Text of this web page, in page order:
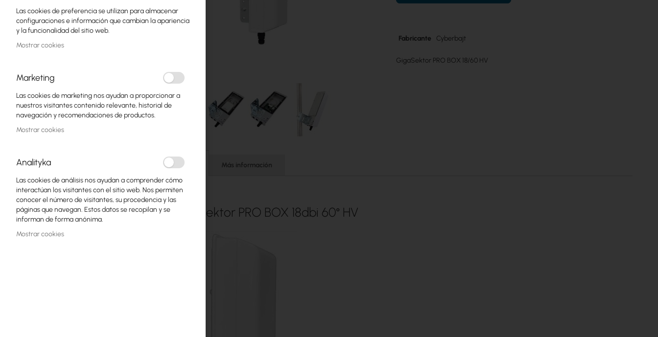
Puntos de Acceso
Cables Coaxiales
GPON
Cables LAN
Routers LAN
Licencias MikroTik
Monitoreo, Smart Home IoT
Dispositivos WiFi para Exterior
comienzo
la
galería
de
imágenes
Más
Fabricante Cyberbajt
GigaSektor PRO BOX 18/60 HV
Detalles Más información
GigaSektor PRO BOX 18dbi 60° HV
Las cookies de preferencia se utilizan para almacenar
configuraciones e información que cambian la apariencia
y la funcionalidad del sitio web.
Mostrar cookies
Marketing
Las cookies de marketing nos ayudan a proporcionar a
nuestros visitantes contenido relevante, historial de
navegación y recomendaciones de productos.
Mostrar cookies
Analityka
Las cookies de análisis nos ayudan a comprender cómo
interactúan los visitantes con el sitio web. Nos permiten
conocer el número de visitantes, su procedencia y las
páginas que navegan. Estos datos se recopilan y se
informan de forma anónima.
Mostrar cookies